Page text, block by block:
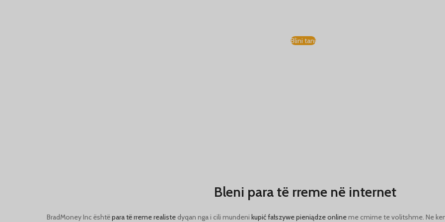
Bleni para të rreme në internet
BradMoney Inc ështëpara të rreme realiste dyqan nga i cili mundeni kupić fałszywe pieniądze onlineme cmime te volitshme. Ne